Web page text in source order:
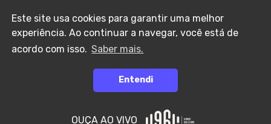
Este site usa cookies para garantir uma melhor
experiência. Ao continuar a navegar, você está de
acordo com isso. Saber mais.
Entendi
OUÇA AO VIVO